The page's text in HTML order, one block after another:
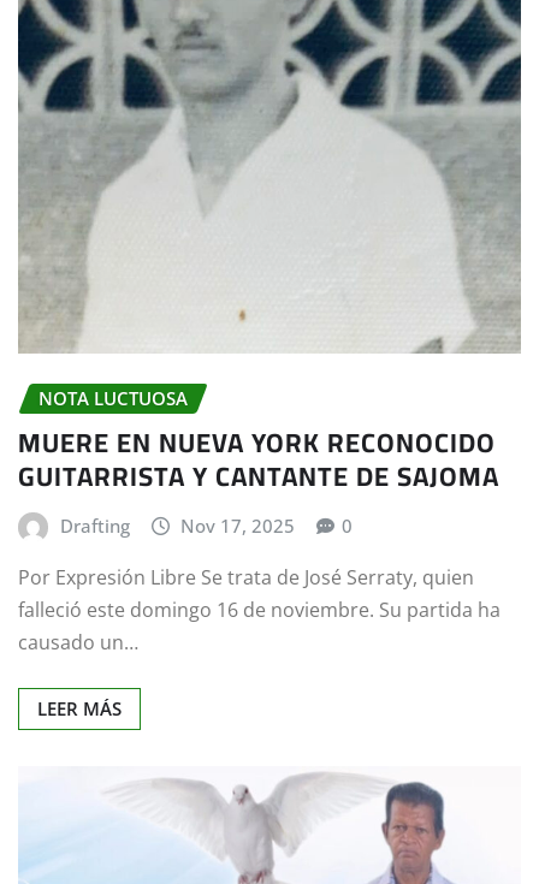
NOTA LUCTUOSA
MUERE EN NUEVA YORK RECONOCIDO
GUITARRISTA Y CANTANTE DE SAJOMA
Drafting Nov 17, 2025 0
Por Expresión Libre Se trata de José Serraty, quien
falleció este domingo 16 de noviembre. Su partida ha
causado un…
LEER MÁS